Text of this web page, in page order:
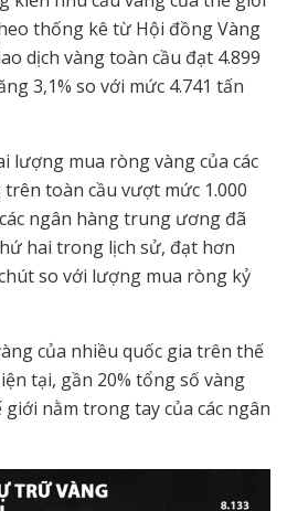
thống kê từ Hội đồng Vàng
dịch vàng toàn cầu đạt 4.899
3,1% so với mức 4.741 tấn
lượng mua ròng vàng của các
toàn cầu vượt mức 1.000
ngân hàng trung ương đã
hai trong lịch sử, đạt hơn
so với lượng mua ròng kỷ
của nhiều quốc gia trên thế
tại, gần 20% tổng số vàng
nằm trong tay của các ngân